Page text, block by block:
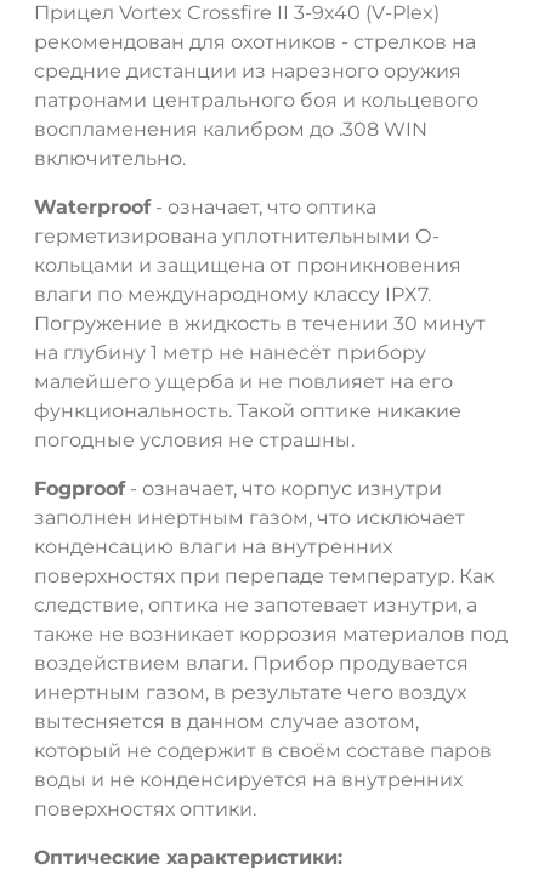
Прицел Vortex Crossfire II 3-9x40 (V-Plex)
рекомендован для охотников - стрелков на
средние дистанции из нарезного оружия
патронами центрального боя и кольцевого
воспламенения калибром до .308 WIN
включительно.
Waterproof- означает, что оптика
герметизирована уплотнительными О-
кольцами и защищена от проникновения
влаги по международному классу IPX7.
Погружение в жидкость в течении 30 минут
на глубину 1 метр не нанесёт прибору
малейшего ущерба и не повлияет на его
функциональность. Такой оптике никакие
погодные условия не страшны.
Fogproof- означает, что корпус изнутри
заполнен инертным газом, что исключает
конденсацию влаги на внутренних
поверхностях при перепаде температур. Как
следствие, оптика не запотевает изнутри, а
также не возникает коррозия материалов под
воздействием влаги. Прибор продувается
инертным газом, в результате чего воздух
вытесняется в данном случае азотом,
который не содержит в своём составе паров
воды и не конденсируется на внутренних
поверхностях оптики.
Оптические характеристики: